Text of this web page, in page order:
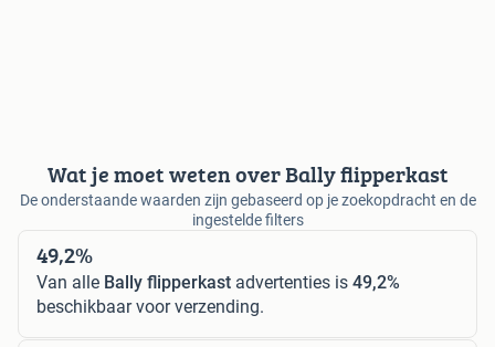
Wat je moet weten over Bally flipperkast
De onderstaande waarden zijn gebaseerd op je zoekopdracht en de
ingestelde filters
49,2%
Van alle Bally flipperkast advertenties is 49,2%
beschikbaar voor verzending.